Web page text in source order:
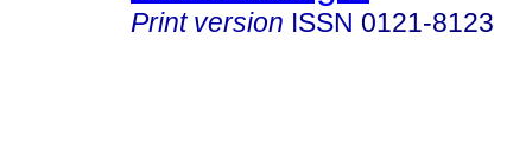
Print version ISSN 0121-8123